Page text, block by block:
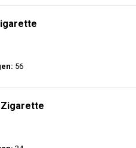
56
Zigarette